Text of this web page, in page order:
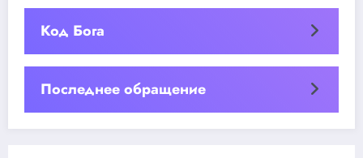
Код Бога
Последнее обращение